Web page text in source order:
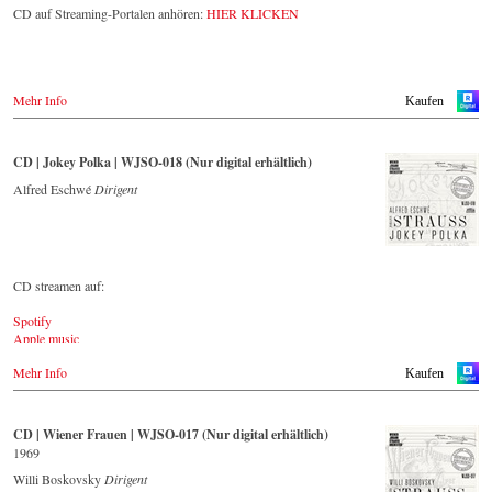
September 2022 is a testament to the liveliness efforts, which was
CD auf Streaming-Portalen anhören:HIER KLICKEN
Kaufen
Mehr Info
CD | Jokey Polka | WJSO-018 (Nur digital erhältlich)
Alfred Eschwé Dirigent
CD streamen auf:
Spotify
Apple music
Qobuz
Amazon
Deezer
Tidal
YouTube music
Kaufen
Mehr Info
CD | Wiener Frauen | WJSO-017 (Nur digital erhältlich)
1969
Willi Boskovsky Dirigent